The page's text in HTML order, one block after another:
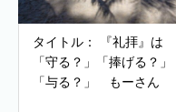
タイトル： 『礼拝』は
「守る？」「捧げる？」
「与る？」 もーさん